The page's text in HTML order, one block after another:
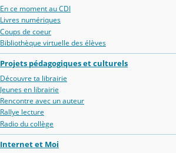
En ce moment au CDI
Livres numériques
Coups de coeur
Bibliothèque virtuelle des élèves
Projets pédagogiques et culturels
Découvre ta librairie
Jeunes en librairie
Rencontre avec un auteur
Rallye lecture
Radio du collège
Internet et Moi